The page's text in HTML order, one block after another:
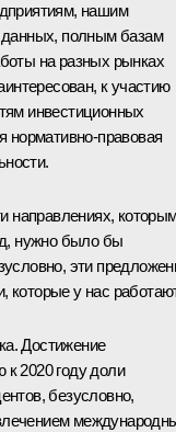
нашим
данных, полным базам
на разных рынках
к участию
инвестиционных
нормативно-правовая
направлениях,
нужно было бы
эти
которые у нас
Достижение
2020 году доли
безусловно,